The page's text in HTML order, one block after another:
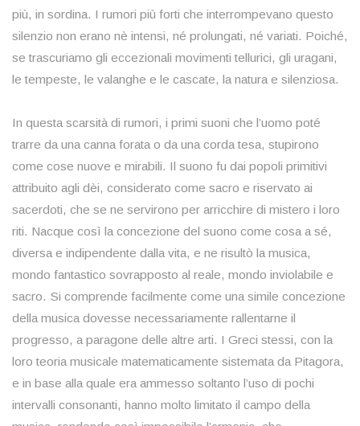
più, in sordina. I rumori più forti che interrompevano questo
silenzio non erano nè intensi, né prolungati, né variati. Poiché,
se trascuriamo gli eccezionali movimenti tellurici, gli uragani,
le tempeste, le valanghe e le cascate, la natura e silenziosa.
In questa scarsità di rumori, i primi suoni che l’uomo poté
trarre da una canna forata o da una corda tesa, stupirono
come cose nuove e mirabili. Il suono fu dai popoli primitivi
attribuito agli dèi, considerato come sacro e riservato ai
sacerdoti, che se ne servirono per arricchire di mistero i loro
riti. Nacque così la concezione del suono come cosa a sé,
diversa e indipendente dalla vita, e ne risultò la musica,
mondo fantastico sovrapposto al reale, mondo inviolabile e
sacro. Si comprende facilmente come una simile concezione
della musica dovesse necessariamente rallentarne il
progresso, a paragone delle altre arti. I Greci stessi, con la
loro teoria musicale matematicamente sistemata da Pitagora,
e in base alla quale era ammesso soltanto l’uso di pochi
intervalli consonanti, hanno molto limitato il campo della